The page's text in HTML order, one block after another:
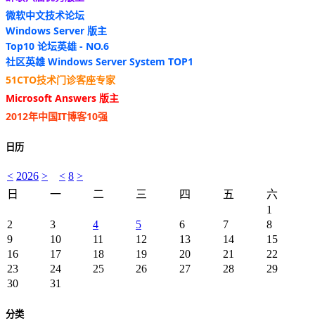
微软中文技术论坛
Windows Server 版主
Top10 论坛英雄 - NO.6
社区英雄 Windows Server System TOP1
51CTO技术门诊客座专家
Microsoft Answers 版主
2012年中国IT博客10强
日历
< 2026 > < 8 >
日
一 二 三 四 五
六
1
2
3 4 5 6 7
8
9
10 11 12 13 14
15
16
17 18 19 20 21
22
23
24 25 26 27 28
29
30
31
分类